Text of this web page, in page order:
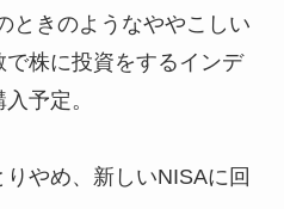
ときのようなややこしい
株に投資をするインデ
予定。
りやめ、新しいNISAに回